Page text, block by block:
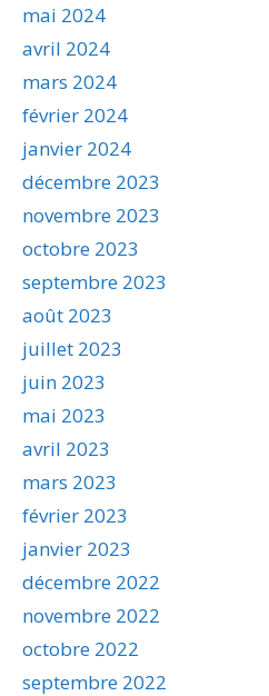
mai 2024
avril 2024
mars 2024
février 2024
janvier 2024
décembre 2023
novembre 2023
octobre 2023
septembre 2023
août 2023
juillet 2023
juin 2023
mai 2023
avril 2023
mars 2023
février 2023
janvier 2023
décembre 2022
novembre 2022
octobre 2022
septembre 2022